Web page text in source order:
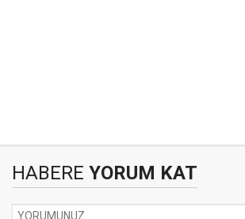
HABERE YORUM KAT